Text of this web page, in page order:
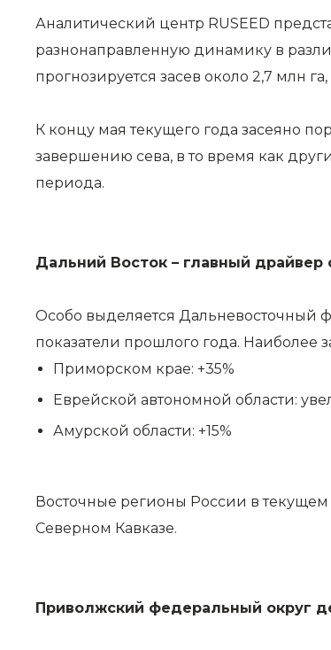
Аналитический центр RUSEED
разнонаправленную динамику в
прогнозируется засев около 2,7 млн
К концу мая текущего года засеяно
завершению сева, в то время как
периода.
Дальний Восток – главный драйвер
Особо выделяется Дальневосточный
показатели прошлого года. Наиболее
Приморском крае: +35%
Еврейской автономной области:
Амурской области: +15%
Восточные регионы России в
Северном Кавказе.
Приволжский федеральный округ